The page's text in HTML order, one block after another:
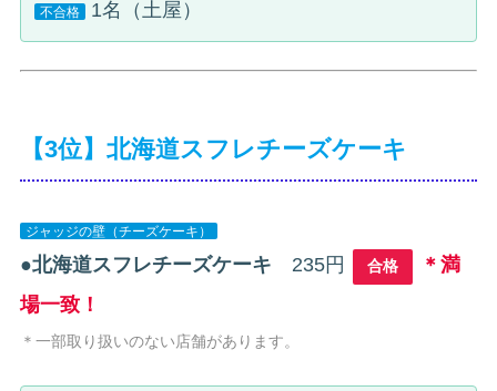
不合格 1名（土屋）
【3位】北海道スフレチーズケーキ
ジャッジの壁（チーズケーキ）
●北海道スフレチーズケーキ 235円 合格
＊満
場一致！
＊一部取り扱いのない店舗があります。